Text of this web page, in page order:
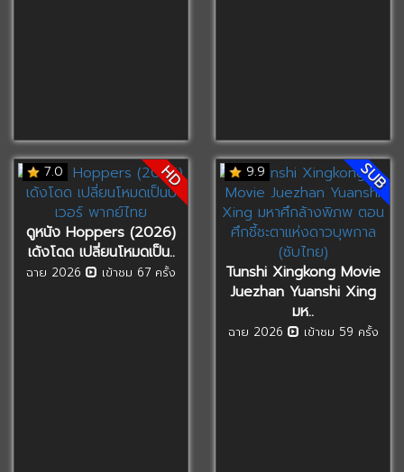
7.0 HD
ดูหนัง Hoppers (2026)
เด้งโดด เปลี่ยนโหมดเป็น..
ฉาย 2026 เข้าชม 67 ครั้ง
9.9 SUB
Tunshi Xingkong Movie
Juezhan Yuanshi Xing
มห..
ฉาย 2026 เข้าชม 59 ครั้ง